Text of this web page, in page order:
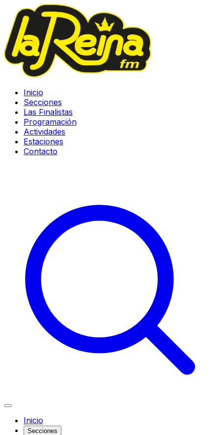
Inicio
Secciones
Las Finalistas
Programación
Actividades
Estaciones
Contacto
Inicio
Secciones